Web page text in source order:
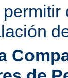
permitir